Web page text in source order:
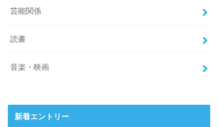
芸能関係
読書
音楽・映画
新着エントリー